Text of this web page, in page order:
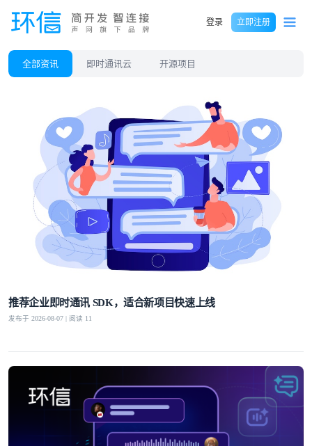
登录 立即注册
全部资讯 即时通讯云 开源项目
推荐企业即时通讯 SDK，适合新项目快速上线
发布于 2026-08-07 | 阅读 11